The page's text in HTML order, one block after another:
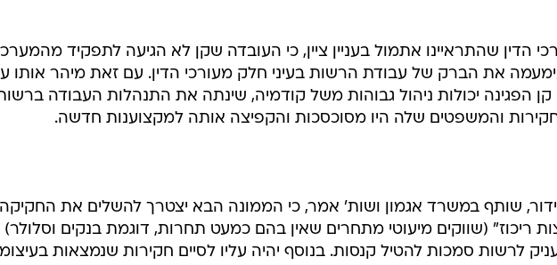
הדין שהתראיינו אתמול בעניין ציין, כי העובדה שקן לא הגיעה לתפקיד
את הברק של עבודת הרשות בעיני חלק מעורכי הדין. עם זאת מיהר אותו
קן הפגינה יכולות ניהול גבוהות משל קודמיה, שינתה את התנהלות העבודה
והמשפטים שלה היו מסוכסכות והקפיצה אותה למקצוענות חדשה.
שותף במשרד אגמון ושות' אמר, כי הממונה הבא יצטרך להשלים את החקיקה
ריכוז" (שווקים מיעוטי מתחרים שאין בהם כמעט תחרות, דוגמת בנקים
לרשות סמכות להטיל קנסות. בנוסף יהיה עליו לסיים חקירות שנמצאות